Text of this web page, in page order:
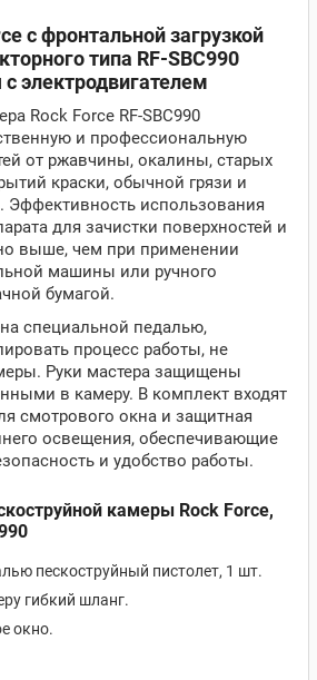
с фронтальной загрузкой
типа RF-SBC990
электродвигателем
Rock Force RF-SBC990
и профессиональную
от ржавчины, окалины, старых
краски, обычной грязи и
Эффективность использования
для зачистки поверхностей и
выше, чем при применении
машины или ручного
бумагой.
специальной педалью,
процесс работы, не
Руки мастера защищены
в камеру. В комплект входят
смотрового окна и защитная
освещения, обеспечивающие
и удобство работы.
камеры Rock Force,
пескоструйный пистолет, 1 шт.
гибкий шланг.
окно.